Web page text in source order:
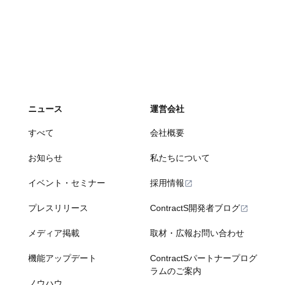
ニュース
すべて
お知らせ
イベント・セミナー
プレスリリース
メディア掲載
機能アップデート
運営会社
会社概要
私たちについて
採用情報
ContractS開発者ブログ
取材・広報お問い合わせ
ContractSパートナープログ
ラムのご案内